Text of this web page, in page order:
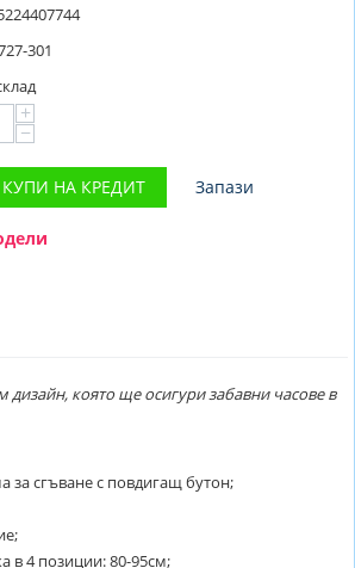
301
+
−
КУПИ НА КРЕДИТ Запази
дизайн, която ще осигури забавни часове в
за сгъване с повдигащ бутон;
в 4 позиции: 80-95см;